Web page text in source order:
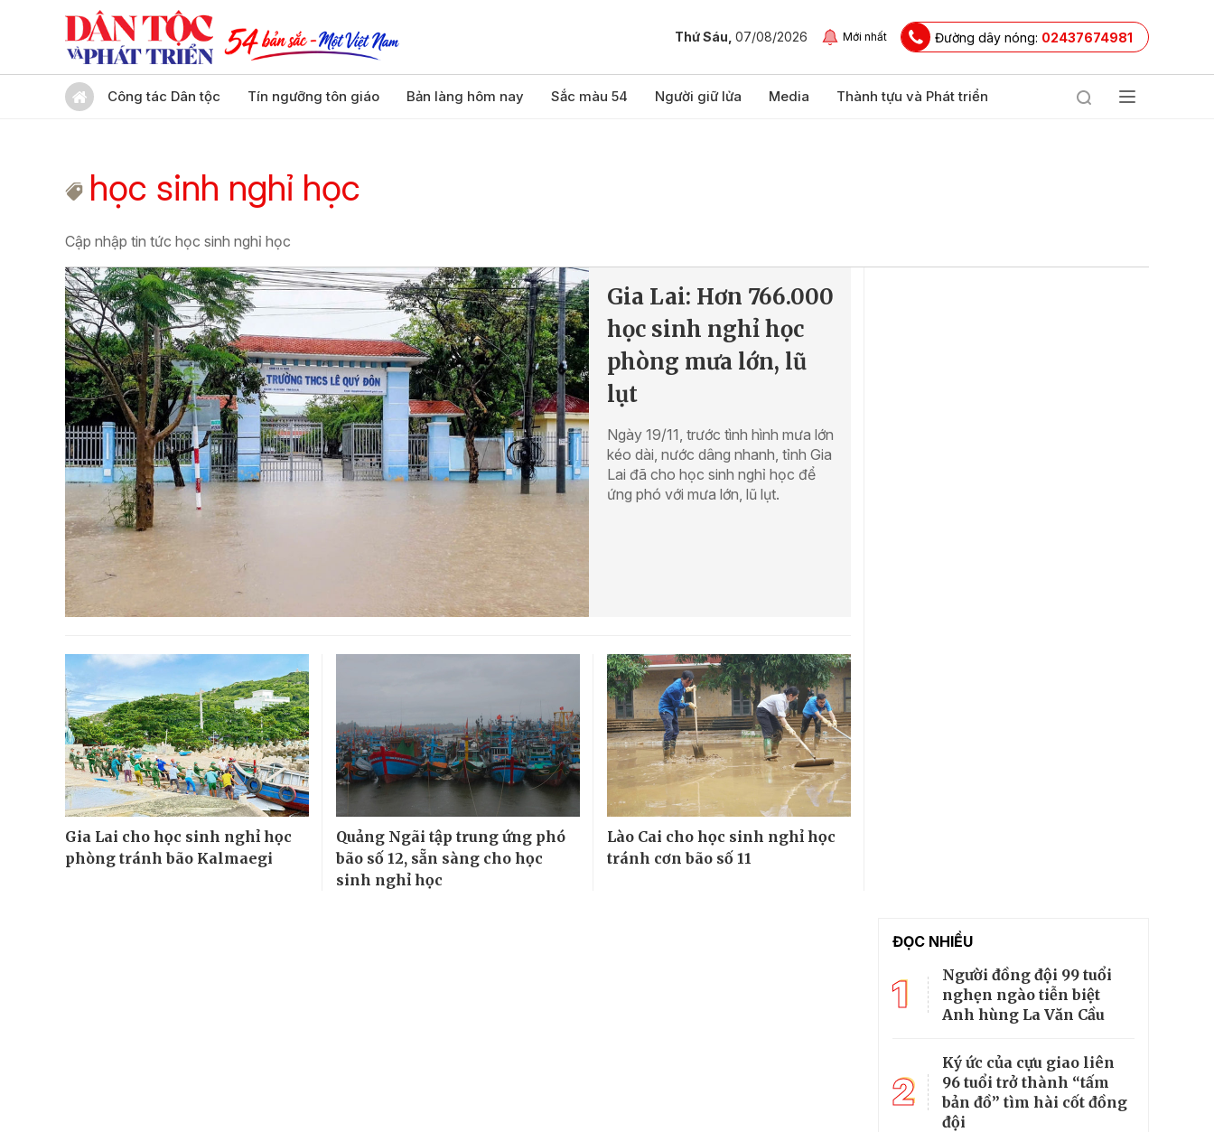
Thứ Sáu, 07/08/2026 Mới nhất Đường dây nóng: 02437674981
Công tác Dân tộc Tín ngưỡng tôn giáo Bản làng hôm nay Sắc màu 54 Người giữ lửa Media Thành tựu và Phát triển
học sinh nghỉ học
Cập nhập tin tức học sinh nghỉ học
Gia Lai: Hơn 766.000
học sinh nghỉ học
phòng mưa lớn, lũ
lụt
Ngày 19/11, trước tình hình mưa lớn
kéo dài, nước dâng nhanh, tỉnh Gia
Lai đã cho học sinh nghỉ học để
ứng phó với mưa lớn, lũ lụt.
Gia Lai cho học sinh nghỉ học
phòng tránh bão Kalmaegi
Quảng Ngãi tập trung ứng phó
bão số 12, sẵn sàng cho học
sinh nghỉ học
Lào Cai cho học sinh nghỉ học
tránh cơn bão số 11
ĐỌC NHIỀU
1
Người đồng đội 99 tuổi
nghẹn ngào tiễn biệt
Anh hùng La Văn Cầu
2
Ký ức của cựu giao liên
96 tuổi trở thành “tấm
bản đồ” tìm hài cốt đồng
đội